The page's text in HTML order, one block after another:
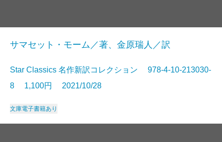
サマセット・モーム／著、金原瑞人／訳
Star Classics 名作新訳コレクション 978-4-10-213030-
8 1,100円 2021/10/28
文庫電子書籍あり